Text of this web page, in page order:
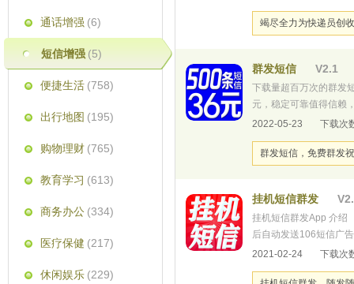
通话增强 (6)
短信增强 (5)
便捷生活 (758)
出行地图 (195)
购物理财 (765)
教育学习 (613)
商务办公 (334)
医疗保健 (217)
休闲娱乐 (229)
竭尽全力为快递员创
群发短信 V2.1
下载量超百万次的群发
元，稳定可靠值得信赖
本，一对一客户服务，
2022-05-23 下载次
群发短信，免费群发
挂机短信群发
挂机短信群发App 介绍
后自动发送106短信广
信、商业推广通知祝福
2021-02-24 下载次